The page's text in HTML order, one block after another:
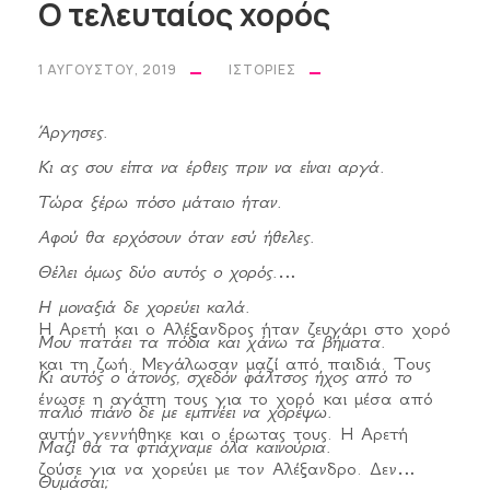
Ο τελευταίος χορός
1 ΑΥΓΟΎΣΤΟΥ, 2019 ΙΣΤΟΡΊΕΣ
Άργησες.
Κι ας σου είπα να έρθεις πριν να είναι αργά.
Τώρα ξέρω πόσο μάταιο ήταν.
Αφού θα ερχόσουν όταν εσύ ήθελες.
Θέλει όμως δύο αυτός ο χορός.
Η μοναξιά δε χορεύει καλά.
Μου πατάει τα πόδια και χάνω τα βήματα.
Κι αυτός ο άτονος, σχεδόν φάλτσος ήχος από το
παλιό πιάνο δε με εμπνέει να χορέψω.
Μαζί θα τα φτιάχναμε όλα καινούρια.
Θυμάσαι;
Η Αρετή και ο Αλέξανδρος ήταν ζευγάρι στο χορό
και τη ζωή. Μεγάλωσαν μαζί από παιδιά. Τους
ένωσε η αγάπη τους για το χορό και μέσα από
αυτήν γεννήθηκε και ο έρωτας τους. Η Αρετή
ζούσε για να χορεύει με τον Αλέξανδρο. Δεν